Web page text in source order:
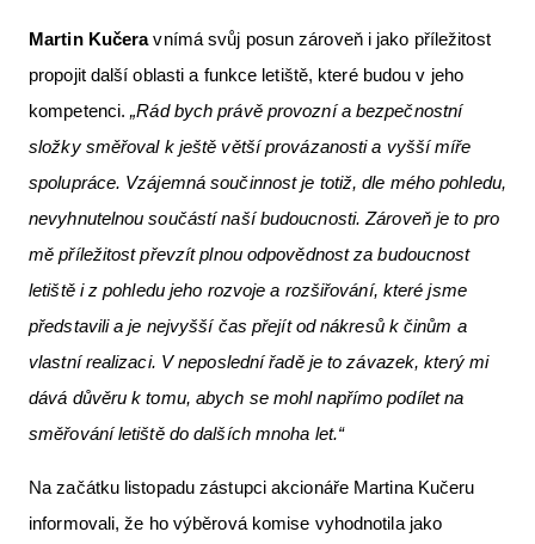
Martin Kučeravnímá svůj posun zároveň i jako příležitost
propojit další oblasti a funkce letiště, které budou v jeho
kompetenci.„Rád bych právě provozní a bezpečnostní
složky směřoval k ještě větší provázanosti a vyšší míře
spolupráce. Vzájemná součinnost je totiž, dle mého pohledu,
nevyhnutelnou součástí naší budoucnosti. Zároveň je to pro
mě příležitost převzít plnou odpovědnost za budoucnost
letiště i z pohledu jeho rozvoje a rozšiřování, které jsme
představili a je nejvyšší čas přejít od nákresů k činům a
vlastní realizaci. V neposlední řadě je to závazek, který mi
dává důvěru k tomu, abych se mohl napřímo podílet na
směřování letiště do dalších mnoha let.“
Na začátku listopadu zástupci akcionáře Martina Kučeru
informovali, že ho výběrová komise vyhodnotila jako